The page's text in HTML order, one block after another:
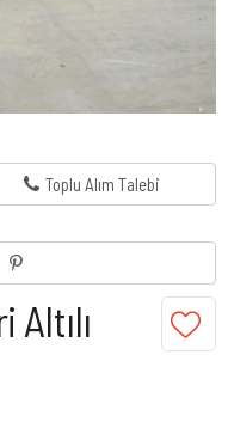
Toplu Alım Talebi